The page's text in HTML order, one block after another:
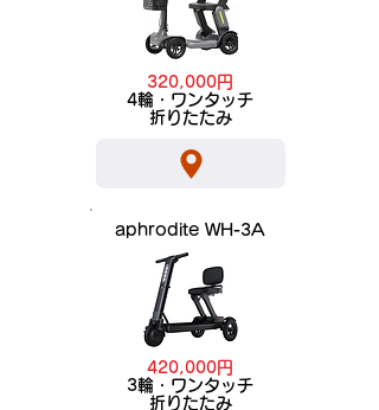
320,000円
​4輪・ワンタッチ
折りたたみ
aphrodite WH-3A
420,000円
​3輪・ワンタッチ
折りたたみ